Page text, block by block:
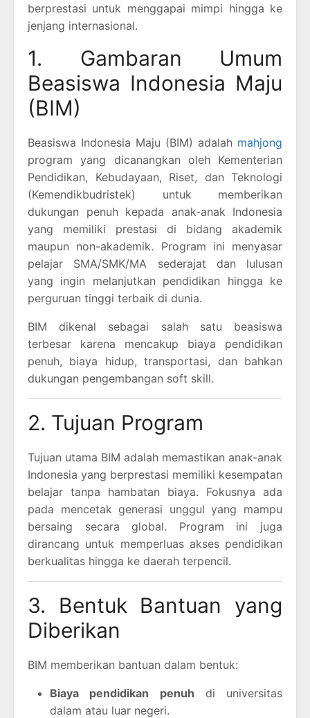
berprestasi untuk menggapai mimpi hingga ke
jenjang internasional.
1. Gambaran Umum
Beasiswa Indonesia Maju
(BIM)
Beasiswa Indonesia Maju (BIM) adalah mahjong
program yang dicanangkan oleh Kementerian
Pendidikan, Kebudayaan, Riset, dan Teknologi
(Kemendikbudristek) untuk memberikan
dukungan penuh kepada anak-anak Indonesia
yang memiliki prestasi di bidang akademik
maupun non-akademik. Program ini menyasar
pelajar SMA/SMK/MA sederajat dan lulusan
yang ingin melanjutkan pendidikan hingga ke
perguruan tinggi terbaik di dunia.
BIM dikenal sebagai salah satu beasiswa
terbesar karena mencakup biaya pendidikan
penuh, biaya hidup, transportasi, dan bahkan
dukungan pengembangan soft skill.
2. Tujuan Program
Tujuan utama BIM adalah memastikan anak-anak
Indonesia yang berprestasi memiliki kesempatan
belajar tanpa hambatan biaya. Fokusnya ada
pada mencetak generasi unggul yang mampu
bersaing secara global. Program ini juga
dirancang untuk memperluas akses pendidikan
berkualitas hingga ke daerah terpencil.
3. Bentuk Bantuan yang
Diberikan
BIM memberikan bantuan dalam bentuk:
Biaya pendidikan penuh di universitas
dalam atau luar negeri.